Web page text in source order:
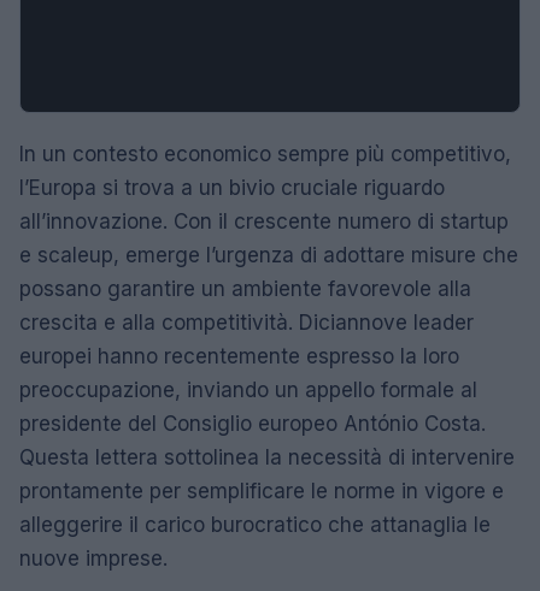
In un contesto economico sempre più competitivo,
l’Europa si trova a un bivio cruciale riguardo
all’innovazione. Con il crescente numero di startup
e scaleup, emerge l’urgenza di adottare misure che
possano garantire un ambiente favorevole alla
crescita e alla competitività. Diciannove leader
europei hanno recentemente espresso la loro
preoccupazione, inviando un appello formale al
presidente del Consiglio europeo António Costa.
Questa lettera sottolinea la necessità di intervenire
prontamente per semplificare le norme in vigore e
alleggerire il carico burocratico che attanaglia le
nuove imprese.